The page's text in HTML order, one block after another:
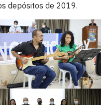
depósitos de 2019.